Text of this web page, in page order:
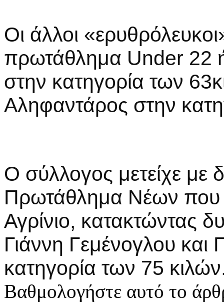
Οι άλλοι
πρωτάθλημα Under 22
στην κατηγορία των
Αληφαντάρος στην
Ο σύλλογος μετείχε με
Πρωτάθλημα Νέων που
Αγρίνιο, κατακτώντας
Γιάννη Γεμένογλου
κατηγορία των 75
Βαθμολογήστε αυτό το